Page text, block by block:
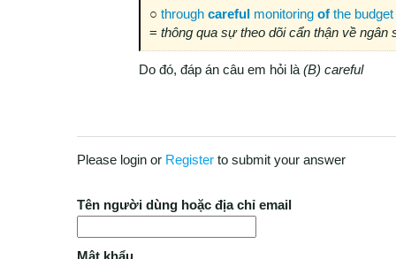
○ through careful monitoring of the budget
= thông qua sự theo dõi cẩn thận về ngân
Do đó, đáp án câu em hỏi là (B) careful
Please login or Register to submit your answer
Tên người dùng hoặc địa chỉ email
Mật khẩu